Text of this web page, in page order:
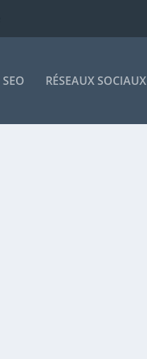
SEO RÉSEAUX SOCIAUX